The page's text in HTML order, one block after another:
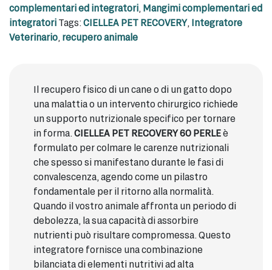
complementari ed integratori, Mangimi complementari ed
integratori Tags:CIELLEA PET RECOVERY, Integratore
Veterinario, recupero animale
Il recupero fisico di un cane o di un gatto dopo
una malattia o un intervento chirurgico richiede
un supporto nutrizionale specifico per tornare
in forma. CIELLEA PET RECOVERY 60 PERLEè
formulato per colmare le carenze nutrizionali
che spesso si manifestano durante le fasi di
convalescenza, agendo come un pilastro
fondamentale per il ritorno alla normalità.
Quando il vostro animale affronta un periodo di
debolezza, la sua capacità di assorbire
nutrienti può risultare compromessa. Questo
integratore fornisce una combinazione
bilanciata di elementi nutritivi ad alta